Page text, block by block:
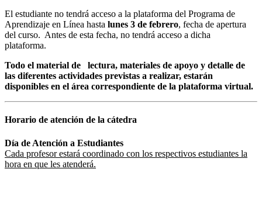
El estudiante no tendrá acceso a la plataforma del Programa de
Aprendizaje en Línea hasta lunes 3 de febrero, fecha de apertura
del curso. Antes de esta fecha, no tendrá acceso a dicha
plataforma.
Todo el material de lectura, materiales de apoyo y detalle de
las diferentes actividades previstas a realizar, estarán
disponibles en el área correspondiente de la plataforma virtual.
Horario de atención de la cátedra
Día de Atención a Estudiantes
Cada profesor estará coordinado con los respectivos estudiantes la
hora en que les atenderá.